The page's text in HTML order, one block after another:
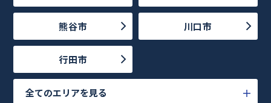
熊谷市 川口市
行田市
全てのエリアを見る